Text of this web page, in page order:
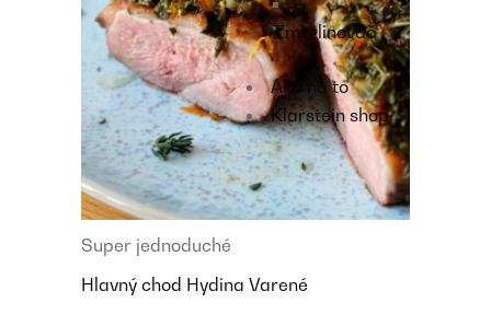
Zmrzlinovač
Ako na to
Klarstein shop
Super jednoduché
Hlavný chod Hydina Varené